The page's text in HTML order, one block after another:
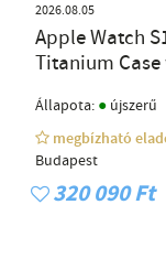
2026.08.05
Apple Watch
Titanium
Állapota: ● újszerű
megbízható
Budapest
320 090 Ft